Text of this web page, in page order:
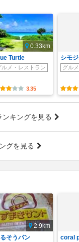
0.33km
Turtle
ルメ・レストラン
3.35
シモ
グル
キングを見る
グを見る
2.9km
そうパン
coral